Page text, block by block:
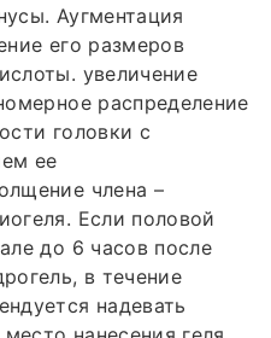
Аугментация
его размеров
увеличение
распределение
головки с
ее
члена –
Если половой
до 6 часов после
в течение
надевать